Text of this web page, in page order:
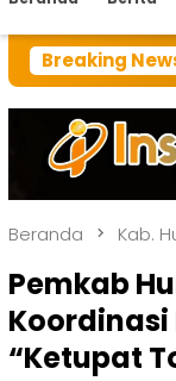
Breaking
kali ini BRI
Beranda Kab.
Pemkab
Koordinasi
“Ketupat